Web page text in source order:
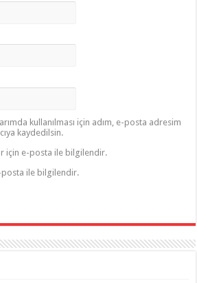
kullanılması için adım, e-posta adresim
kaydedilsin.
için e-posta ile bilgilendir.
posta ile bilgilendir.